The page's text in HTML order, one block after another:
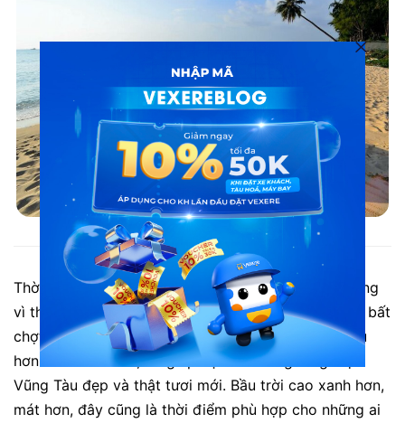
Du lịch Vũng Tàu tháng 8 đến tháng 11
Thời điểm này, đang là mùa mưa tại Vũng Tàu. Không
vì thế mà Vũng Tàu mất đi vẻ đẹp. Những cơn mưa bất
chợt kéo dài càng khiến thời tiết mát mẻ và dễ chịu
hơn. Sau cơn mưa, nó giúp bạn chiêm ngưỡng một
Vũng Tàu đẹp và thật tươi mới. Bầu trời cao xanh hơn,
mát hơn, đây cũng là thời điểm phù hợp cho những ai